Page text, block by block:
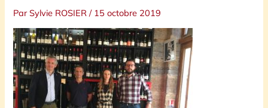
ParSylvie ROSIER/ 15 octobre 2019